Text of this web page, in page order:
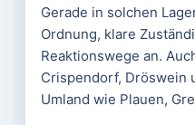
Gerade in solchen
Ordnung, klare
Reaktionswege an.
Crispendorf, Dröswein
Umland wie Plauen,